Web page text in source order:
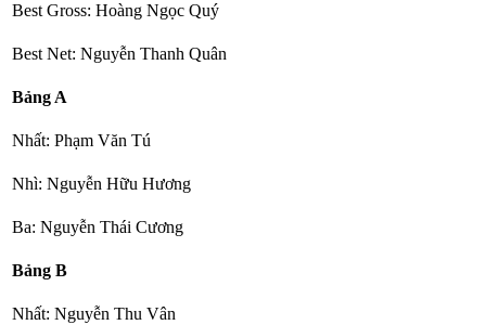
Best Gross: Hoàng Ngọc Quý
Best Net: Nguyễn Thanh Quân
Bảng A
Nhất: Phạm Văn Tú
Nhì: Nguyễn Hữu Hương
Ba: Nguyễn Thái Cương
Bảng B
Nhất: Nguyễn Thu Vân